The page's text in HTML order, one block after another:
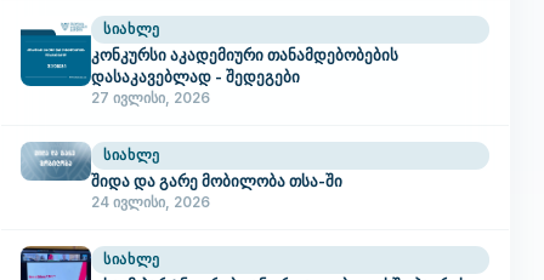
ᲡᲘᲐᲮᲚᲔ
კონკურსი აკადემიური თანამდებობების
დასაკავებლად - შედეგები
27 ივლისი, 2026
ᲡᲘᲐᲮᲚᲔ
შიდა და გარე მობილობა თსა-ში
24 ივლისი, 2026
ᲡᲘᲐᲮᲚᲔ